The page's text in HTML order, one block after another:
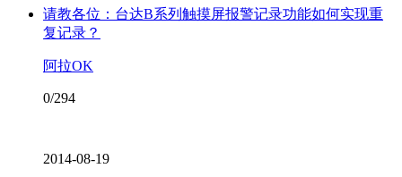
请教各位：台达B系列触摸屏报警记录功能如何实现重
复记录？
阿拉OK
0/294
2014-08-19